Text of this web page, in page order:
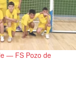
— FS Pozo de